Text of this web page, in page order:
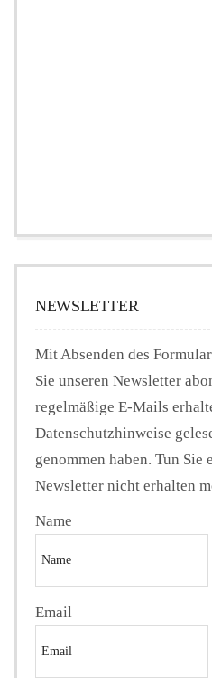
NEWSLETTER
Mit Absenden des
Sie unseren Newsletter
regelmäßige E-Mails
Datenschutzhinweise
genommen haben. Tun Sie
Newsletter nicht erhalten
Name
Email